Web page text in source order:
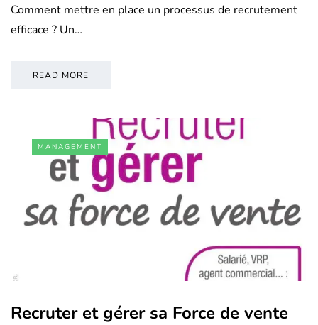
Comment mettre en place un processus de recrutement
efficace ? Un…
READ MORE
MANAGEMENT
Recruter et gérer sa Force de vente